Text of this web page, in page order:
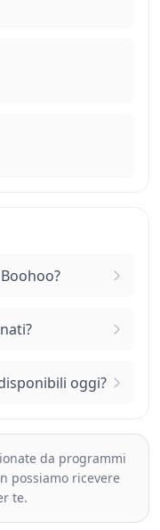
oggi?
da programmi
possiamo ricevere
te.